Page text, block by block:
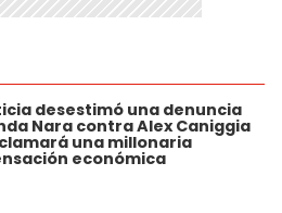
desestimó una denuncia
Nara contra Alex Caniggia
una millonaria
económica